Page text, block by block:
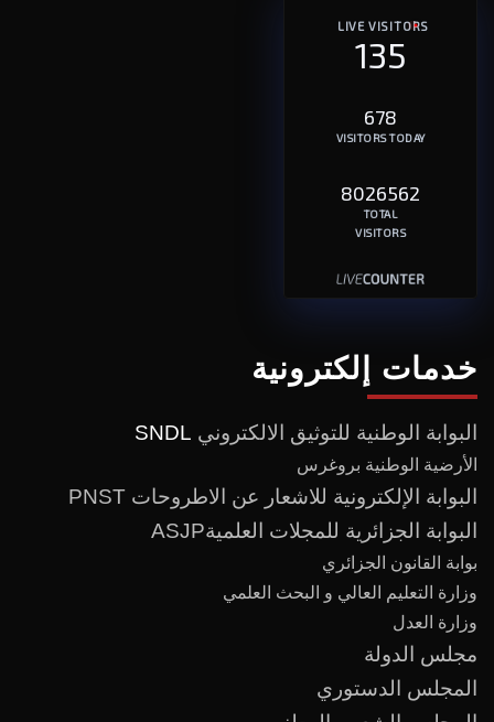
LIVE VISITORS
135
678
VISITORS TODAY
8026562
TOTAL
VISITORS
خدمات إلكترونية
البوابة الوطنية للتوثيق الالكتروني
الأرضية الوطنية بروغرس
البوابة الإلكترونية للاشعار عن الاطروحات PNST
البوابة الجزائرية للمجلات العلميةASJP
بوابة القانون الجزائري
وزارة التعليم العالي و البحث العلمي
وزارة العدل
مجلس الدولة
المجلس الدستوري